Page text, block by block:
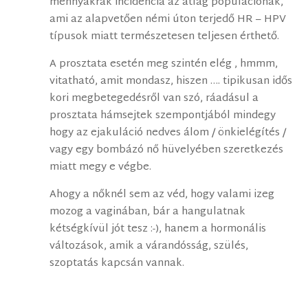
ami az alapvetően némi úton terjedő HR – HPV
típusok miatt természetesen teljesen érthető.
A prosztata esetén meg szintén elég , hmmm,
vitatható, amit mondasz, hiszen …. tipikusan idős
kori megbetegedésről van szó, ráadásul a
prosztata hámsejtek szempontjából mindegy
hogy az ejakuláció nedves álom / önkielégítés /
vagy egy bombázó nő hüvelyében szeretkezés
miatt megy e végbe.
Ahogy a nőknél sem az véd, hogy valami izeg
mozog a vaginában, bár a hangulatnak
kétségkívül jót tesz :-), hanem a hormonális
változások, amik a várandósság, szülés,
szoptatás kapcsán vannak.